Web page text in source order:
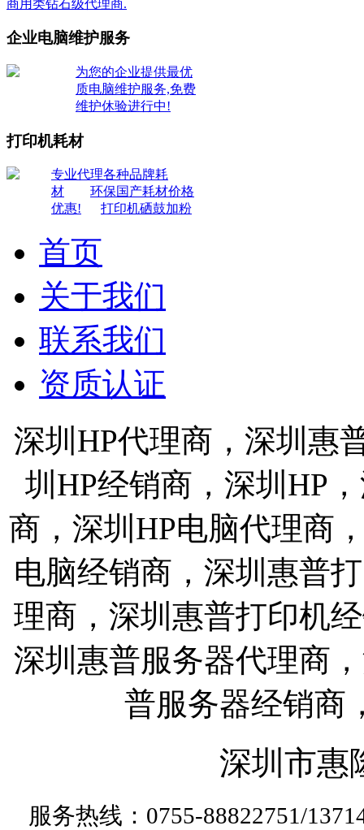
商用类钻石级代理商.
企业电脑维护服务
为您的企业提供最优
质电脑维护服务,免费
维护休验进行中!
打印机耗材
专业代理各种品牌耗
材
环保国产耗材价格
优惠!
打印机硒鼓加粉
首页
关于我们
联系我们
资质认证
深圳HP代理商，深圳惠
圳HP经销商，深圳HP
商，深圳HP电脑代理商
电脑经销商，深圳惠普
理商，深圳惠普打印机
深圳惠普服务器代理商
普服务器经销商
深圳市惠
服务热线：0755-88822751/